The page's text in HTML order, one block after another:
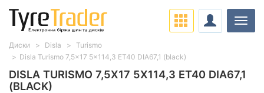
DISLA TURISMO 7,5X17 5X114,3 ET40 DIA67,1
(BLACK)
Диски Disla
Turismo
Disla Turismo 7,5x17 5x114,3 ET40 DIA67,1 (black)